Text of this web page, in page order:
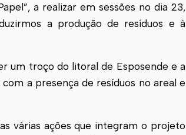
a realizar em sessões no dia 23,
a produção de resíduos e à
um troço do litoral de Esposende e a
a presença de resíduos no areal e
várias ações que integram o projeto